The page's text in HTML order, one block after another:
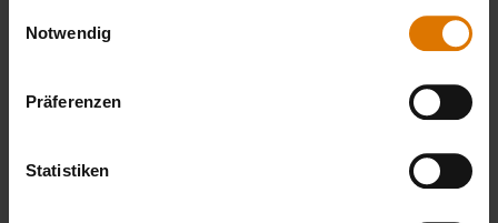
Notwendig
Präferenzen
Statistiken